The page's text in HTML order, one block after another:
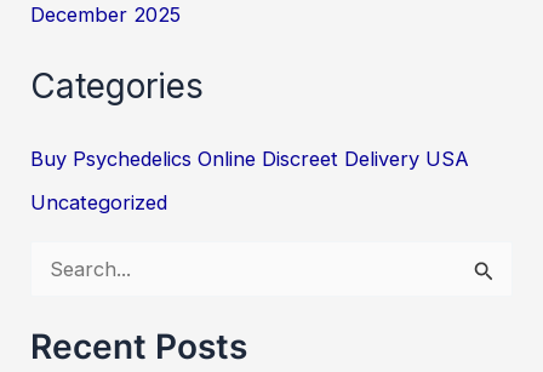
December 2025
Categories
Buy Psychedelics Online Discreet Delivery USA
Uncategorized
a
Recent Posts